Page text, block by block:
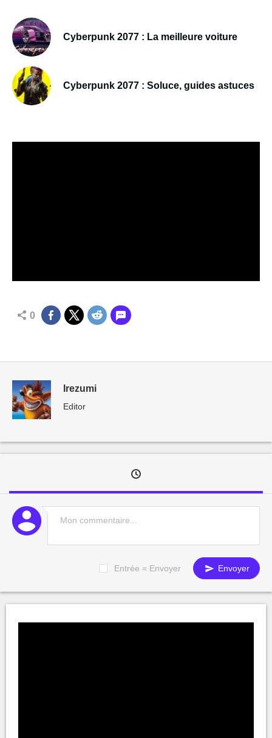
Cyberpunk 2077 : La meilleure voiture
Cyberpunk 2077 : Soluce, guides astuces
0
Irezumi
Editor
Entrée = Envoyer Envoyer